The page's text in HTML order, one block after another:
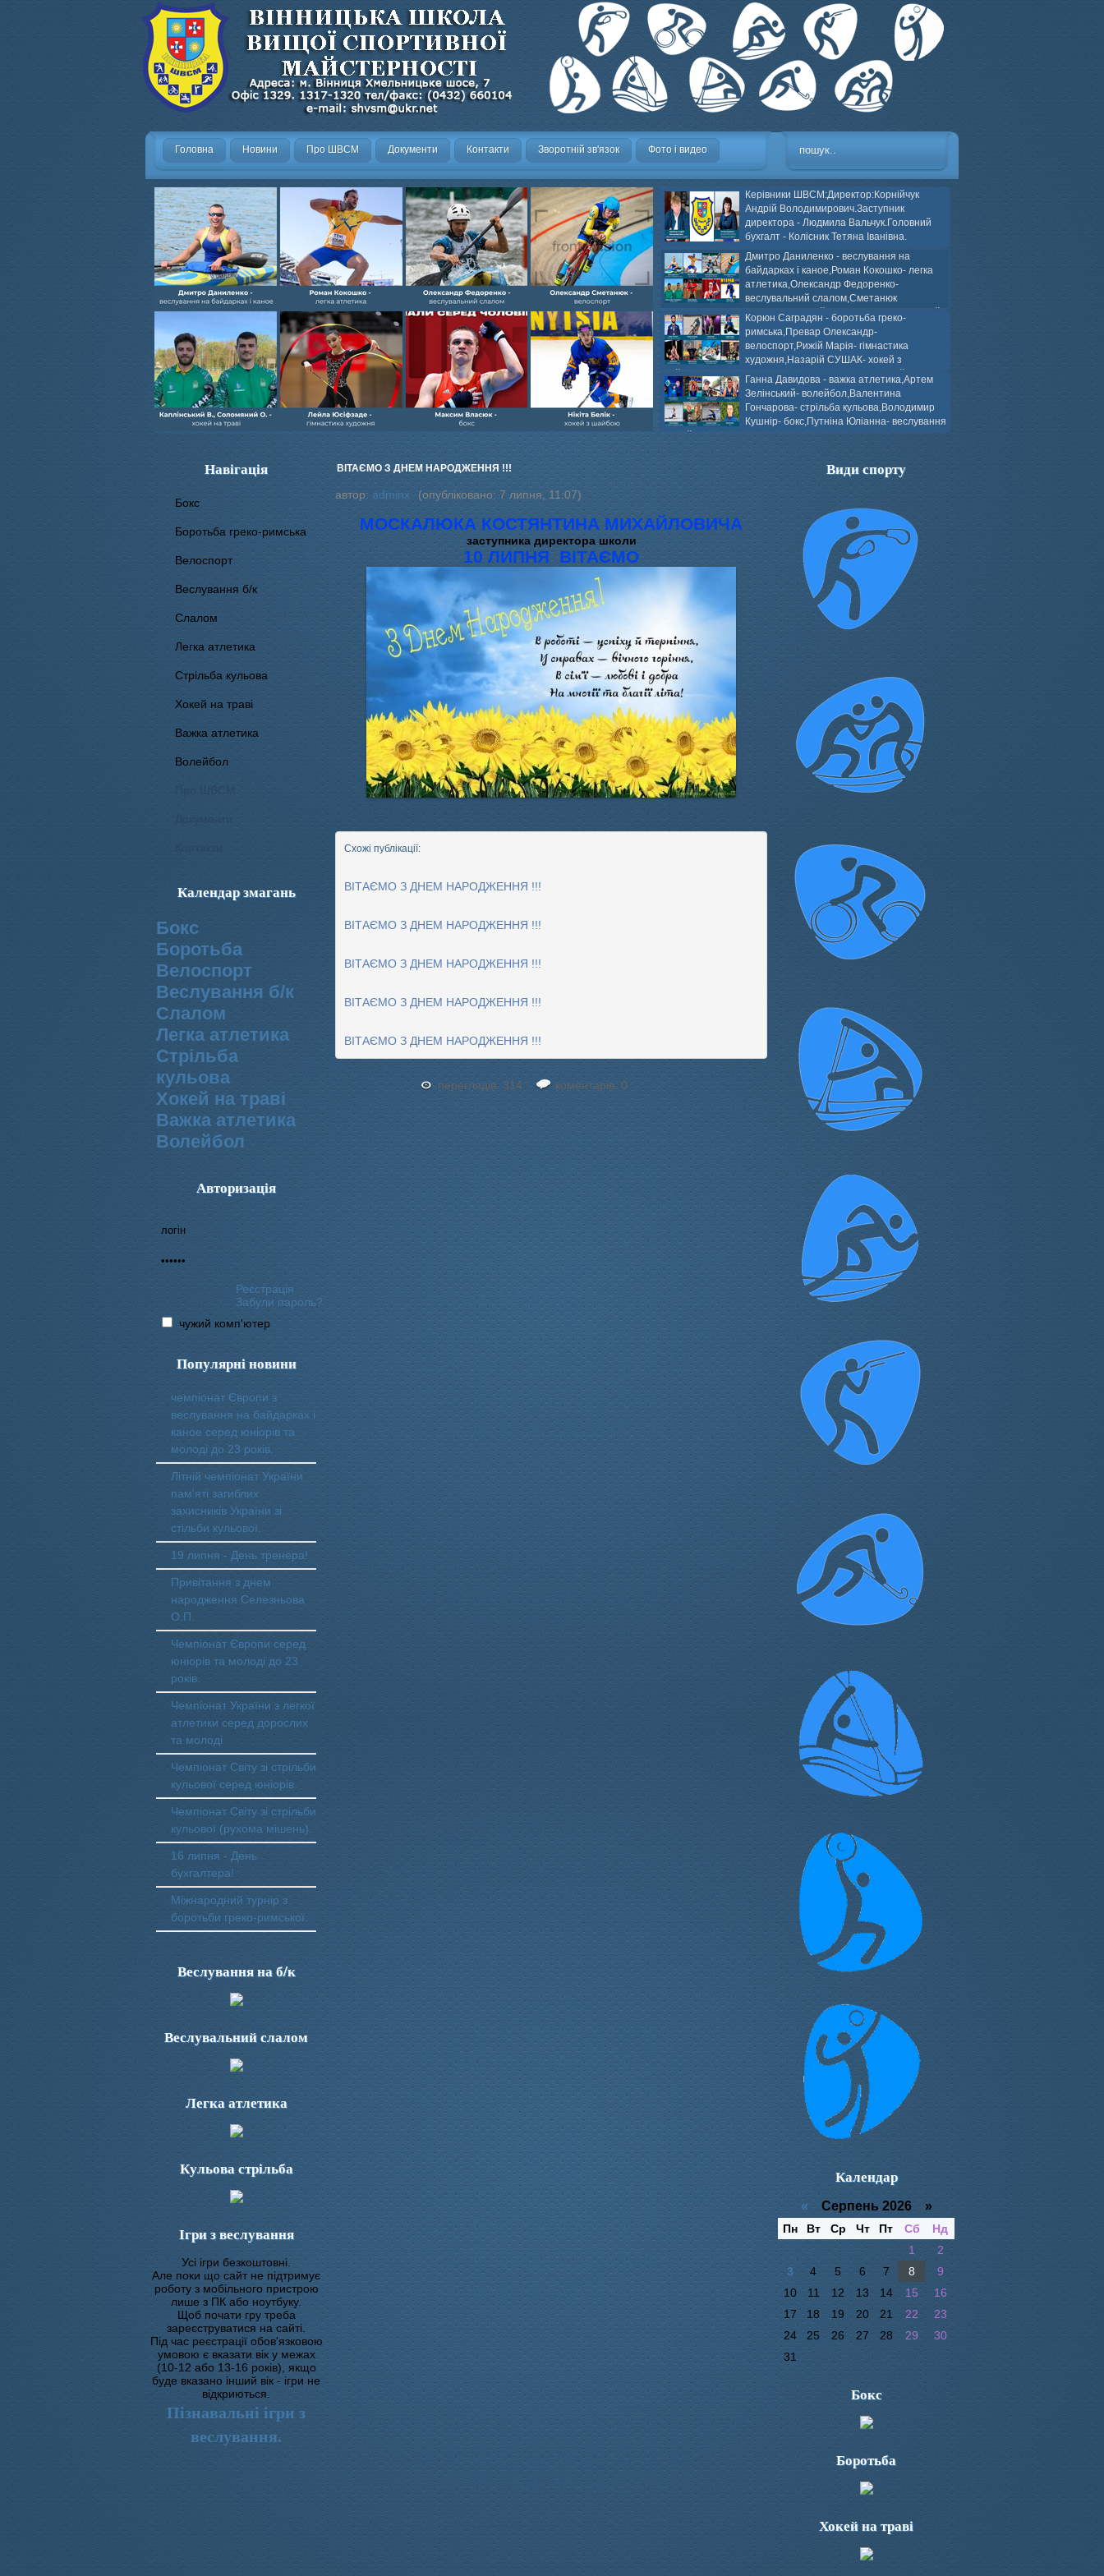
Головна Новини Про ШВСМ Документи Контакти Зворотній зв'язок Фото і видео
Керівники ШВСМ:Директор:Корнійчук
Андрій Володимирович.Заступник
директора - Людмила Вальчук.Головний
бухгалт - Колісник Тетяна Іванівна.
Дмитро Даниленко - веслування на
байдарках і каное,Роман Кокошко- легка
атлетика,Олександр Федоренко-
веслувальний слалом,Сметанюк
Олександр- велоспорт,Каплінський Володимир, Соломяний
Олександр- хокей на траві,Лейла Юсіфзаде- гімнастика
художня,Максим Власюк- бокс,Нікіта БЕЛІК- хокей з шайбою.
Корюн Саградян - боротьба греко-
римська,Превар Олександр-
велоспорт,Рижій Марія- гімнастика
художня,Назарій СУШАК- хокей з
шайбою,Ігор Бичков- боротьба греко-римська,Сергій
Колісник- важка атлетика,Вікторія Добротворська-
веслвальний слалом,Валерія Якушева - волейбол.
Ганна Давидова - важка атлетика,Артем
Зелінський- волейбол,Валентина
Гончарова- стрільба кульова,Володимир
Кушнір- бокс,Путніна Юліанна- веслування
на байдарках і каное,Моїсеєнко Марія- стрільба
кульова,Селезньов Г. веслування на байдарках і
каное,Максим Чекін- бокс.
Навігація
Бокс
Боротьба греко-римська
Велоспорт
Веслування б/к
Cлалом
Легка атлетика
Стрільба кульова
Хокей на траві
Важка атлетика
Волейбол
Документи
Календар змагань
Бокс
Боротьба
Велоспорт
Веслування б/к
Cлалом
Легка атлетика
Стрільба
кульова
Хокей на траві
Важка атлетика
Волейбол
Авторизація
Реєстрація
Забули пароль?
чужий комп'ютер
Популярні новини
чемпіонат Європи з
веслування на байдарках і
каное серед юніорів та
молоді до 23 років.
Літній чемпіонат України
пам'яті загиблих
захисників України зі
стільби кульової.
19 липня - День тренера!
Привітання з днем
народження Селезньова
О.П.
Чемпіонат Європи серед
юніорів та молоді до 23
років.
Чемпіонат України з легкої
атлетики серед дорослих
та молоді
Чемпіонат Світу зі стрільби
кульової серед юніорів.
Чемпіонат Світу зі стрільби
кульової (рухома мішень).
16 липня - День
бухгалтера!
Міжнародний турнір з
боротьби греко-римської.
Веслування на б/к
Веслувальний слалом
Легка атлетика
Кульова стрільба
Ігри з веслування
Усі ігри безкоштовні.
Але поки що сайт не підтримує
роботу з мобільного пристрою
лише з ПК або ноутбуку.
Щоб почати гру треба
зареєструватися на сайті.
Під час реєстрації обов'язковою
умовою є вказати вік у межах
(10-12 або 13-16 років), якщо
буде вказано інший вік - ігри не
відкриються.
Пізнавальні ігри з
веслування.
ВІТАЄМО З ДНЕМ НАРОДЖЕННЯ !!!
автор:adminx (опубліковано: 7 липня, 11:07)
МОСКАЛЮКА КОСТЯНТИНА МИХАЙЛОВИЧА
заступника директора школи
10 ЛИПНЯ ВІТАЄМО
Схожі публікації:
ВІТАЄМО З ДНЕМ НАРОДЖЕННЯ !!!
ВІТАЄМО З ДНЕМ НАРОДЖЕННЯ !!!
ВІТАЄМО З ДНЕМ НАРОДЖЕННЯ !!!
ВІТАЄМО З ДНЕМ НАРОДЖЕННЯ !!!
ВІТАЄМО З ДНЕМ НАРОДЖЕННЯ !!!
переглядів: 314 коментарів: 0
Види спорту
Календар
« Серпень 2026 »
Пн Вт Ср Чт Пт Сб
Нд
1
2
3
4 5 6 7 8
9
10
11 12 13 14 15
16
17
18 19 20 21 22
23
24
25 26 27 28 29
30
31
Бокс
Боротьба
Хокей на траві